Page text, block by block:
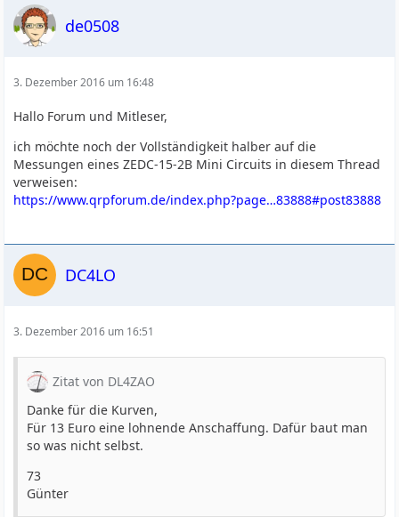
de0508
3. Dezember 2016 um 16:48
Hallo Forum und Mitleser,
ich möchte noch der Vollständigkeit halber auf die
Messungen eines ZEDC-15-2B Mini Circuits in diesem Thread
verweisen:
https://www.qrpforum.de/index.php?page…83888#post83888
DC4LO
3. Dezember 2016 um 16:51
Zitat von DL4ZAO
Danke für die Kurven,
Für 13 Euro eine lohnende Anschaffung. Dafür baut man
so was nicht selbst.
73
Günter